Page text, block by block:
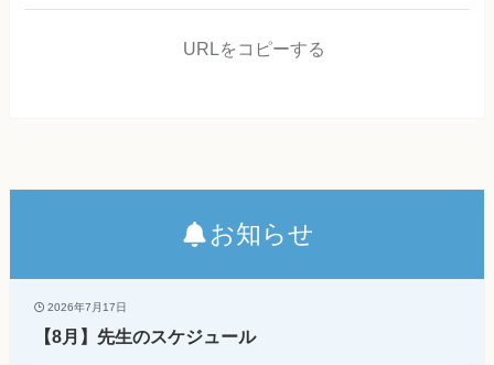
URLをコピーする
お知らせ
2026年7月17日
【8月】先生のスケジュール